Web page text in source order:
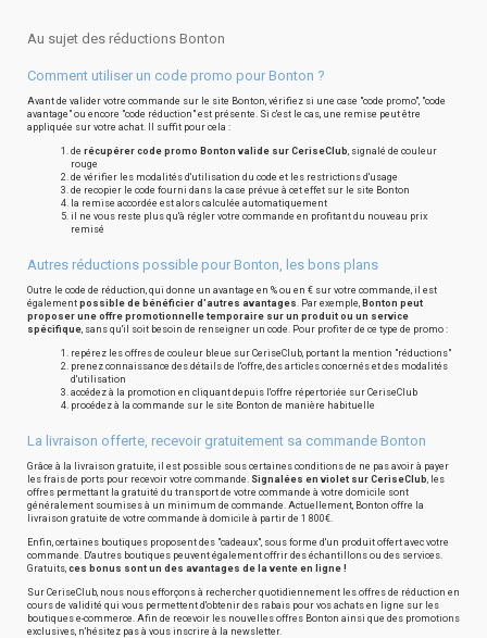
Au sujet des réductions Bonton
Comment utiliser un code promo pour Bonton ?
Avant de valider votre commande sur le site Bonton, vérifiez si une case "code promo", "code
avantage" ou encore "code réduction" est présente. Si c'est le cas, une remise peut être
appliquée sur votre achat. Il suffit pour cela :
de récupérer code promo Bonton valide sur CeriseClub, signalé de couleur
rouge
de vérifier les modalités d'utilisation du code et les restrictions d'usage
de recopier le code fourni dans la case prévue à cet effet sur le site Bonton
la remise accordée est alors calculée automatiquement
il ne vous reste plus qu'à régler votre commande en profitant du nouveau prix
remisé
Autres réductions possible pour Bonton, les bons plans
Outre le code de réduction, qui donne un avantage en % ou en € sur votre commande, il est
également possible de bénéficier d'autres avantages. Par exemple, Bonton peut
proposer une offre promotionnelle temporaire sur un produit ou un service
spécifique, sans qu'il soit besoin de renseigner un code. Pour profiter de ce type de promo :
repérez les offres de couleur bleue sur CeriseClub, portant la mention "réductions"
prenez connaissance des détails de l'offre, des articles concernés et des modalités
d'utilisation
accédez à la promotion en cliquant depuis l'offre répertoriée sur CeriseClub
procédez à la commande sur le site Bonton de manière habituelle
La livraison offerte, recevoir gratuitement sa commande Bonton
Grâce à la livraison gratuite, il est possible sous certaines conditions de ne pas avoir à payer
les frais de ports pour recevoir votre commande. Signalées en violet sur CeriseClub, les
offres permettant la gratuité du transport de votre commande à votre domicile sont
généralement soumises à un minimum de commande. Actuellement, Bonton offre la
livraison gratuite de votre commande à domicile à partir de 1 800€.
Enfin, certaines boutiques proposent des "cadeaux", sous forme d'un produit offert avec votre
commande. D'autres boutiques peuvent également offrir des échantillons ou des services.
Gratuits, ces bonus sont un des avantages de la vente en ligne !
Sur CeriseClub, nous nous efforçons à rechercher quotidiennement les offres de réduction en
cours de validité qui vous permettent d'obtenir des rabais pour vos achats en ligne sur les
boutiques e-commerce. Afin de recevoir les nouvelles offres Bonton ainsi que des promotions
exclusives, n'hésitez pas à vous inscrire à la newsletter.